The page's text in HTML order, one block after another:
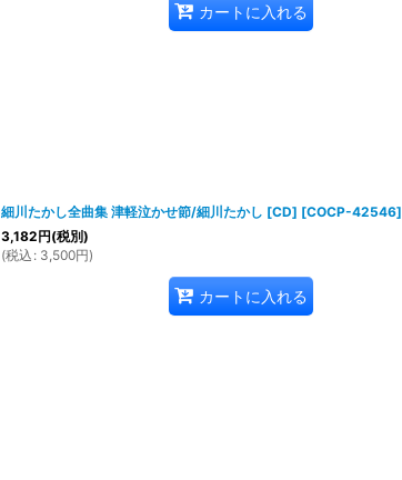
カートに入れる
細川たかし全曲集 津軽泣かせ節/細川たかし [CD] [COCP-42546]
3,182円(税別)
(税込 : 3,500円)
カートに入れる